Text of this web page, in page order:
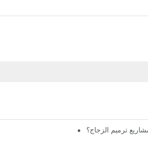
كيف تعمل آلة رش ترميم الزجاج؟